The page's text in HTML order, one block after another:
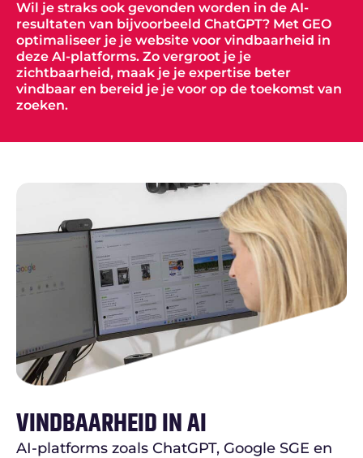
Wil je straks ook gevonden worden in de AI-
resultaten van bijvoorbeeld ChatGPT? Met GEO
optimaliseer je je website voor vindbaarheid in
deze AI-platforms. Zo vergroot je je
zichtbaarheid, maak je je expertise beter
vindbaar en bereid je je voor op de toekomst van
zoeken.
VINDBAARHEID IN AI
AI-platforms zoals ChatGPT, Google SGE en